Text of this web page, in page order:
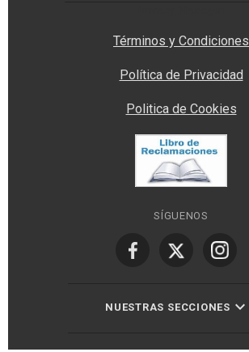
Términos y Condiciones
Política de Privacidad
Politica de Cookies
SÍGUENOS
NUESTRAS SECCIONES